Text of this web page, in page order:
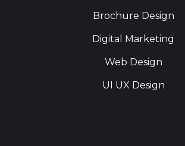
Brochure Design
Digital Marketing
Web Design
UI UX Design